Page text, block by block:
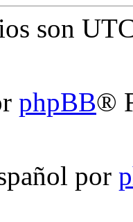
son
phpBB®
por